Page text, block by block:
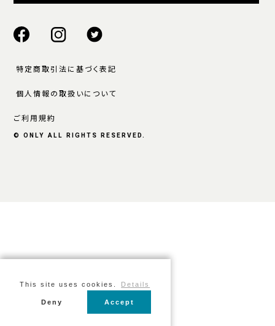
特定商取引法に基づく表記
個人情報の取扱いについて
ご利用規約
© ONLY ALL RIGHTS RESERVED.
This site uses cookies. Details
Deny Accept